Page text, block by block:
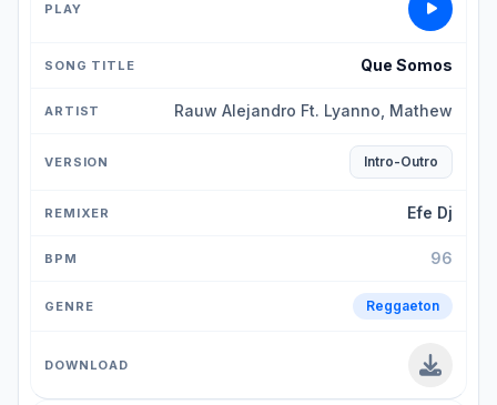
Que Somos
Rauw Alejandro Ft. Lyanno, Mathew
Intro-Outro
Efe Dj
96
Reggaeton